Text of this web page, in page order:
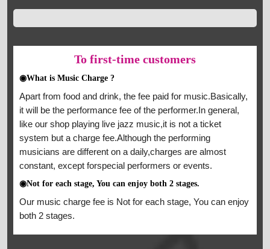
To first-time customers
◉What is Music Charge ?
Apart from food and drink, the fee paid for music.Basically,
it will be the performance fee of the performer.In general,
like our shop playing live jazz music,it is not a ticket
system but a charge fee.Although the performing
musicians are different on a daily,charges are almost
constant, except forspecial performers or events.
◉Not for each stage, You can enjoy both 2 stages.
Our music charge fee is Not for each stage, You can enjoy
both 2 stages.